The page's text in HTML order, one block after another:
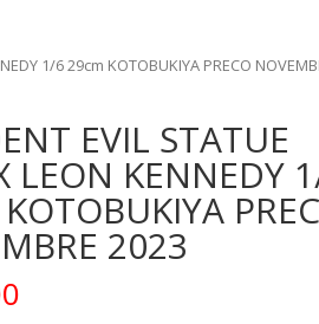
1/6 29cm KOTOBUKIYA PRECO
EVIL STATUE
LEON KENNEDY
2023